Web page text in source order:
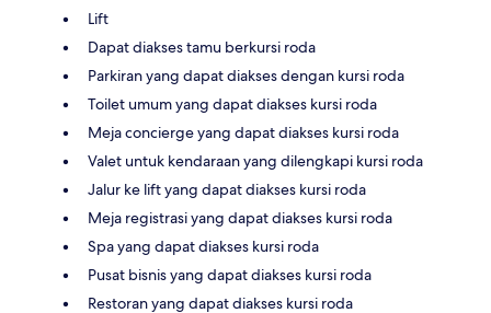
Lift
Dapat diakses tamu berkursi roda
Parkiran yang dapat diakses dengan kursi roda
Toilet umum yang dapat diakses kursi roda
Meja concierge yang dapat diakses kursi roda
Valet untuk kendaraan yang dilengkapi kursi roda
Jalur ke lift yang dapat diakses kursi roda
Meja registrasi yang dapat diakses kursi roda
Spa yang dapat diakses kursi roda
Pusat bisnis yang dapat diakses kursi roda
Restoran yang dapat diakses kursi roda